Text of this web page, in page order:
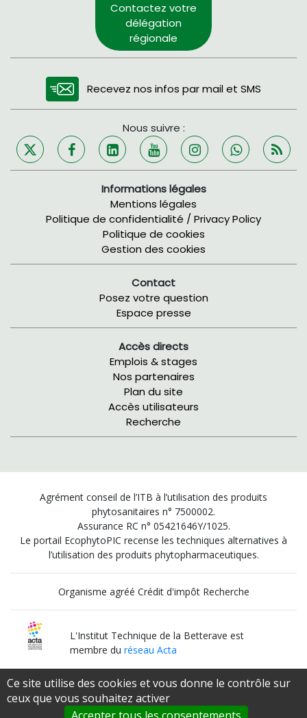
Contactez votre
délégation
régionale
Recevez nos infos par mail et SMS
Nous suivre :
Informations légales
Mentions légales
Politique de confidentialité / Privacy Policy
Politique de cookies
Gestion des cookies
Contact
Posez votre question
Espace presse
Accès directs
Emplois & stages
Nos partenaires
Plan du site
Accès utilisateurs
Recherche
Agrément conseil de l’ITB à l’utilisation des produits
phytosanitaires n° 7500002.
Assurance RC n° 05421646Y/1025.
Le portail EcophytoPIC recense les techniques alternatives à
l’utilisation des produits phytopharmaceutiques.
Organisme agréé Crédit d'impôt Recherche
L'Institut Technique de la Betterave est
membre duréseau Acta
Institut Technique Agricole Qualifié
par leMinistère de l’Agriculture et de l’Alimentation
Ce site utilise des cookies et vous donne le contrôle sur
ceux que vous souhaitez activer